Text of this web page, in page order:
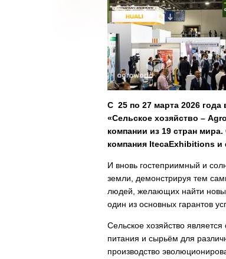
С 25 по 27 марта 2026 года
«Сельское хозяйство –
компании из 19 стран
компания ItecaExhibitions и
И вновь гостеприимный и
земли, демонстрируя тем
людей, желающих найти
один из основных гарантов
Сельское хозяйство
питания и сырьём для
производство